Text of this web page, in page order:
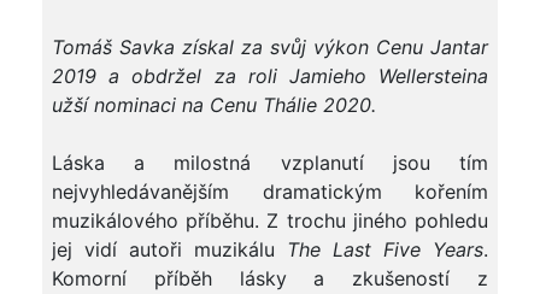
Tomáš Savka získal za svůj výkon Cenu Jantar
2019 a obdržel za roli Jamieho Wellersteina
užší nominaci na Cenu Thálie 2020.
Láska a milostná vzplanutí jsou tím
nejvyhledávanějším dramatickým kořením
muzikálového příběhu. Z trochu jiného pohledu
jej vidí autoři muzikálu The Last Five Years.
Komorní příběh lásky a zkušeností z